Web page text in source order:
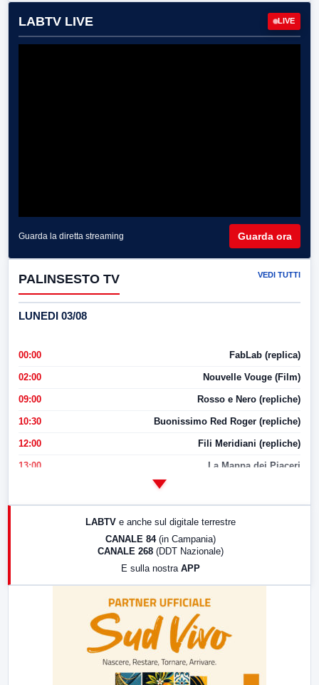
LABTV LIVE LIVE
Guarda la diretta streaming Guarda ora
PALINSESTO TV VEDI TUTTI
LUNEDI 03/08
00:00 FabLab (replica)
02:00 Nouvelle Vouge (Film)
09:00 Rosso e Nero (repliche)
10:30 Buonissimo Red Roger (repliche)
12:00 Fili Meridiani (repliche)
13:00 La Mappa dei Piaceri
LABTV e anche sul digitale terrestre
CANALE 84 (in Campania)
CANALE 268 (DDT Nazionale)
E sulla nostra APP